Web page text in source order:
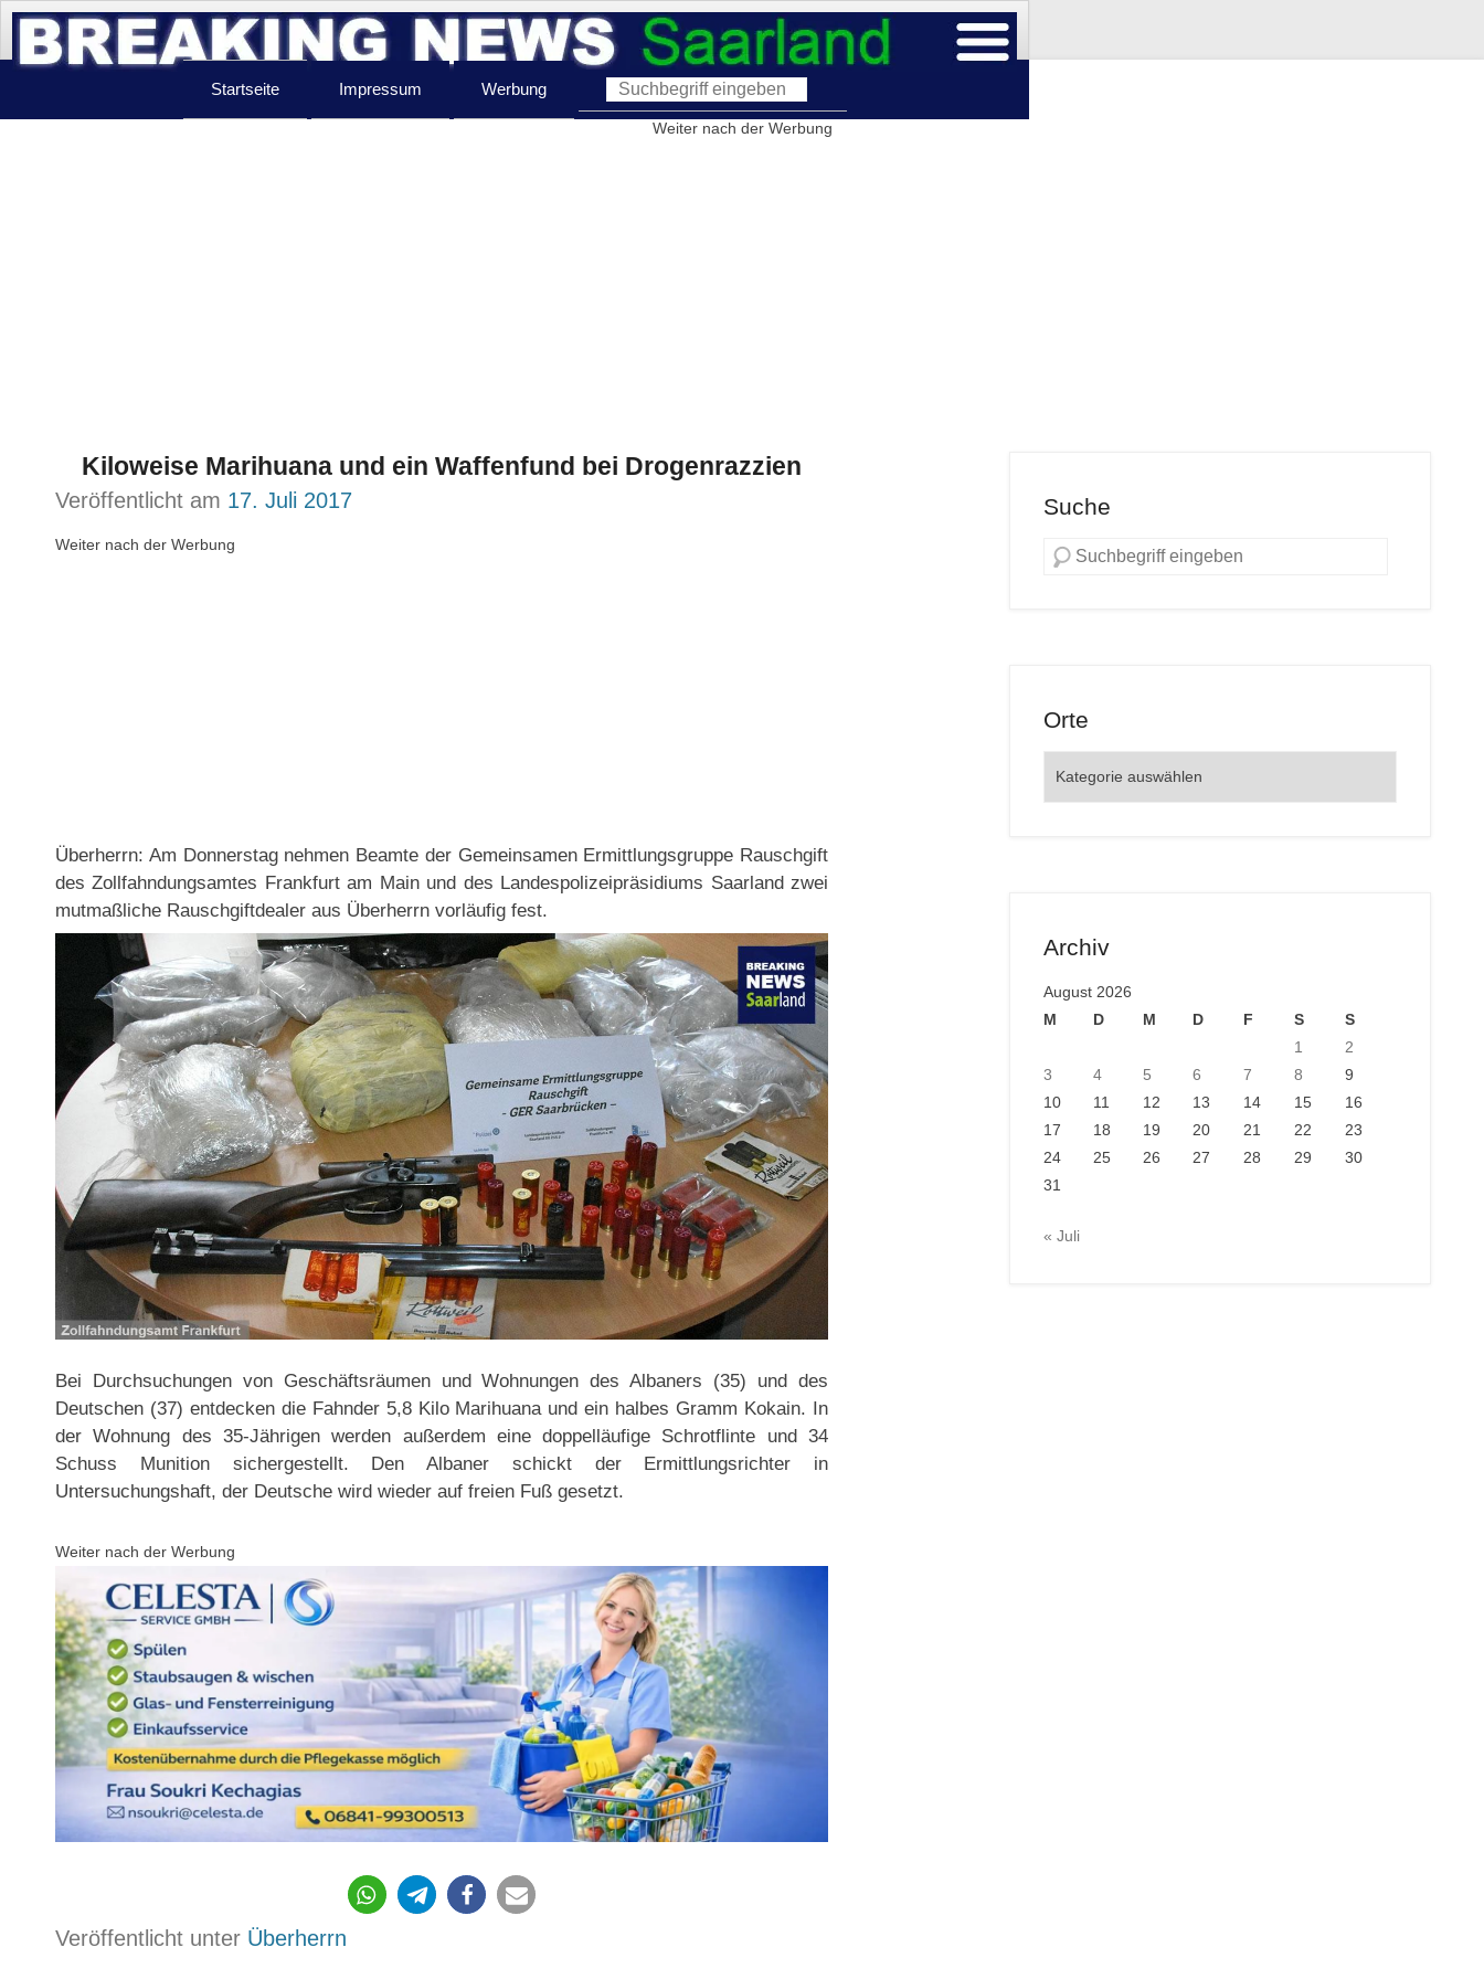
Startseite Impressum Werbung
Weiter nach der Werbung
Kiloweise Marihuana und ein Waffenfund bei Drogenrazzien
Veröffentlicht am 17. Juli 2017
Weiter nach der Werbung
Überherrn: Am Donnerstag nehmen Beamte der Gemeinsamen Ermittlungsgruppe Rauschgift
des Zollfahndungsamtes Frankfurt am Main und des Landespolizeipräsidiums Saarland zwei
mutmaßliche Rauschgiftdealer aus Überherrn vorläufig fest.
Bei Durchsuchungen von Geschäftsräumen und Wohnungen des Albaners (35) und des
Deutschen (37) entdecken die Fahnder 5,8 Kilo Marihuana und ein halbes Gramm Kokain. In
der Wohnung des 35-Jährigen werden außerdem eine doppelläufige Schrotflinte und 34
Schuss Munition sichergestellt. Den Albaner schickt der Ermittlungsrichter in
Untersuchungshaft, der Deutsche wird wieder auf freien Fuß gesetzt.
Weiter nach der Werbung
Veröffentlicht unter Überherrn
Suche
Orte
Archiv
August 2026
M
D M D F S
S
1
2
3
4 5 6 7 8
9
10
11 12 13 14 15
16
17
18 19 20 21 22
23
24
25 26 27 28 29
30
31
« Juli